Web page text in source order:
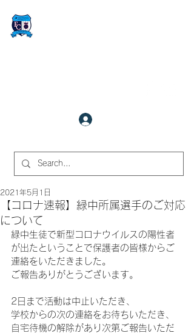
【コロナ速報】緑中所属選手のご対応
について
2021年5月1日
緑中生徒で新型コロナウイルスの陽性者
が出たということで保護者の皆様からご
連絡をいただきました。
ご報告ありがとうございます。
2日まで活動は中止いただき、
学校からの次の連絡をお待ちいただき、
自宅待機の解除があり次第ご報告いただ